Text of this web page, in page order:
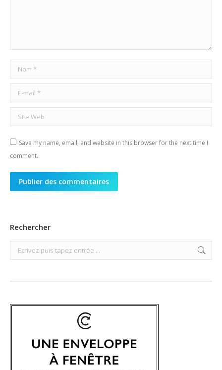
Nom *
E-mail *
Site Web
Save my name, email, and website in this browser for the next time I
comment.
Publier des commentaires
Rechercher
Search: